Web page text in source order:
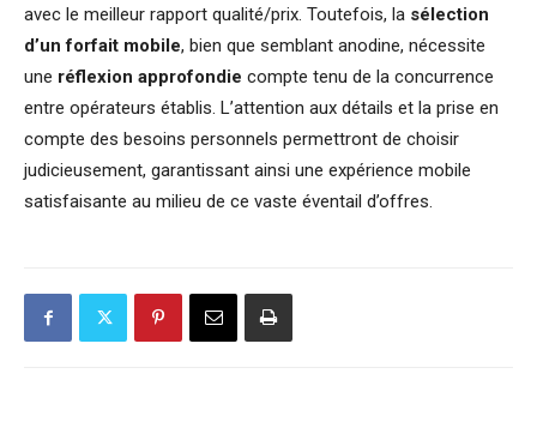
avec le meilleur rapport qualité/prix. Toutefois, la sélection
d’un forfait mobile, bien que semblant anodine, nécessite
une réflexion approfondie compte tenu de la concurrence
entre opérateurs établis. L’attention aux détails et la prise en
compte des besoins personnels permettront de choisir
judicieusement, garantissant ainsi une expérience mobile
satisfaisante au milieu de ce vaste éventail d’offres.